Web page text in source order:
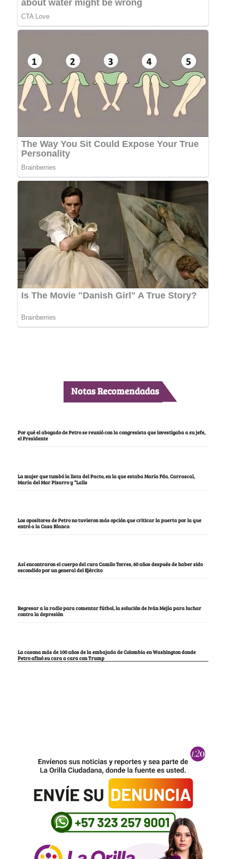
Notas Recomendadas
Por qué el abogado de Petro se reunió con la congresista que investigaba a su jefe,
el Presidente
La mujer que tumbó la lista del Pacto, en la que estaba María Fda. Carrascal,
María del Mar Pizarro y “Lalis
Los opositores de Petro no tuvieron más opción que criticar la puerta por la que
entró a la Casa Blanca
Así encontraron el cuerpo del cura Camilo Torres, 60 años después de haber sido
escondido por un general del Ejército
Regresar a la radio para comentar fútbol, la solución de Iván Mejía para luchar
contra la depresión
La casona más de 100 años de la embajada de Colombia en Washington donde
Petro afinó su cara a cara con Trump